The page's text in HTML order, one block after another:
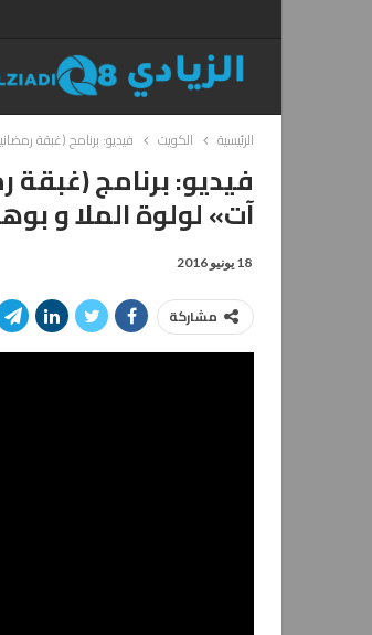
الرئيسية الكويت فيديو: برنامج (غبقة
فيديو: برنامج
آت» لولوة الملا و
18 يونيو 2016
مشاركة